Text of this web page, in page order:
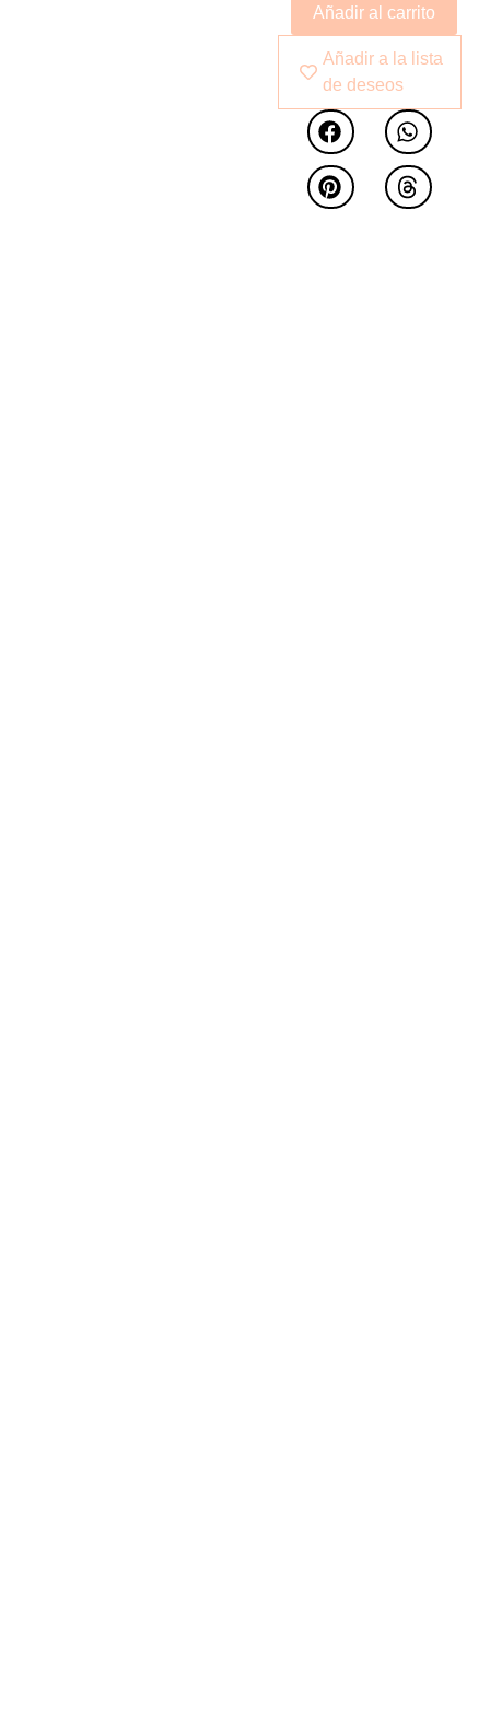
todos los objetos
necesarios o para
exponer sus piezas
más preciadas.
Añadir al carrito
Añadir a la lista
de deseos